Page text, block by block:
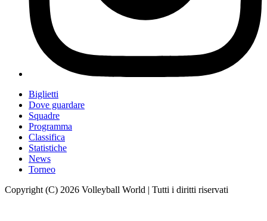
Biglietti
Dove guardare
Squadre
Programma
Classifica
Statistiche
News
Torneo
Copyright (C) 2026 Volleyball World | Tutti i diritti riservati